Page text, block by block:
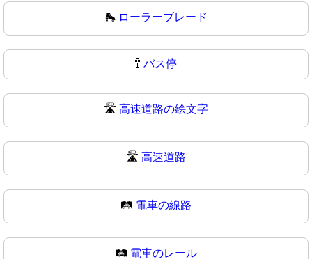
🛼 ローラーブレード
🚏 バス停
🛣️ 高速道路の絵文字
🛣 高速道路
🛤️ 電車の線路
🛤 電車のレール